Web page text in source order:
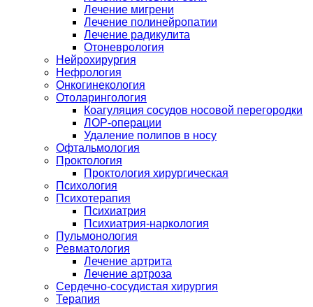
Лечение мигрени
Лечение полинейропатии
Лечение радикулита
Отоневрология
Нейрохирургия
Нефрология
Онкогинекология
Отоларингология
Коагуляция сосудов носовой перегородки
ЛОР-операции
Удаление полипов в носу
Офтальмология
Проктология
Проктология хирургическая
Психология
Психотерапия
Психиатрия
Психиатрия-наркология
Пульмонология
Ревматология
Лечение артрита
Лечение артроза
Сердечно-сосудистая хирургия
Терапия